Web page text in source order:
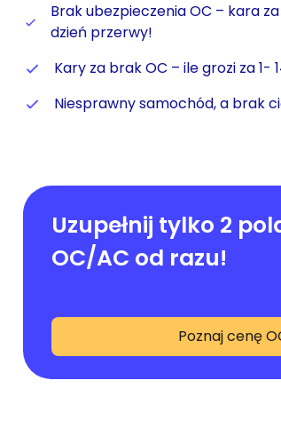
Brak ubezpieczenia OC – kara
dzień przerwy!
Kary za brak OC – ile grozi za 1-
Niesprawny samochód, a brak
Uzupełnij tylko 2
OC/AC od razu!
Poznaj cenę